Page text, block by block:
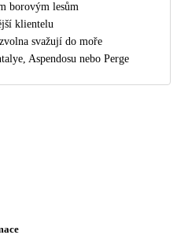
borovým lesům
klientelu
svažují do moře
Aspendosu nebo Perge